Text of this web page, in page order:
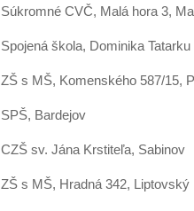
Súkromné CVČ, Malá hora 3,
Spojená škola, Dominika
ZŠ s MŠ, Komenského 587/15,
SPŠ, Bardejov
CZŠ sv. Jána Krstiteľa, Sabinov
ZŠ s MŠ, Hradná 342, Liptovský